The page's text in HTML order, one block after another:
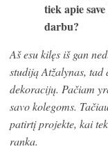
tiek apie
darbu?
Aš esu kilęs iš gan
studiją Atžalynas, tad
dekoracijų. Pačiam
savo kolegoms.
patirtį projekte, kai
ranka.